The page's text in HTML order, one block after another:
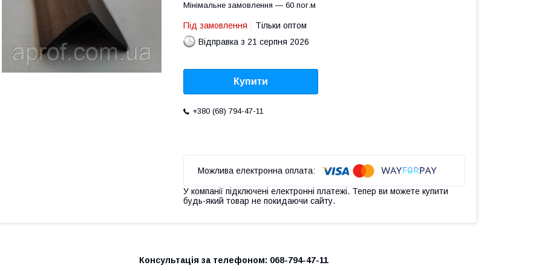
Мінімальне замовлення — 60 пог.м
Під замовлення
Тільки оптом
Відправка з 21 серпня 2026
Купити
+380 (68) 794-47-11
У компанії підключені електронні платежі. Тепер ви можете купити
будь-який товар не покидаючи сайту.
Консультація за телефоном: 068-794-47-11